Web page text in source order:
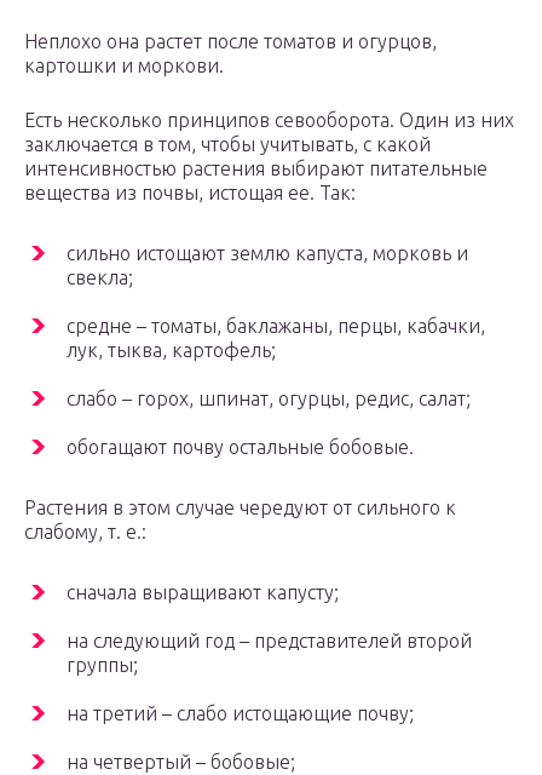
Неплохо она растет после томатов и огурцов,
картошки и моркови.
Есть несколько принципов севооборота. Один из них
заключается в том, чтобы учитывать, с какой
интенсивностью растения выбирают питательные
вещества из почвы, истощая ее. Так:
сильно истощают землю капуста, морковь и
свекла;
средне – томаты, баклажаны, перцы, кабачки,
лук, тыква, картофель;
слабо – горох, шпинат, огурцы, редис, салат;
обогащают почву остальные бобовые.
Растения в этом случае чередуют от сильного к
слабому, т. е.:
сначала выращивают капусту;
на следующий год – представителей второй
группы;
на третий – слабо истощающие почву;
на четвертый – бобовые;